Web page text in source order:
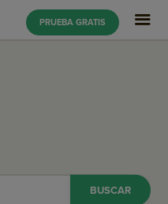
PRUEBA GRATIS